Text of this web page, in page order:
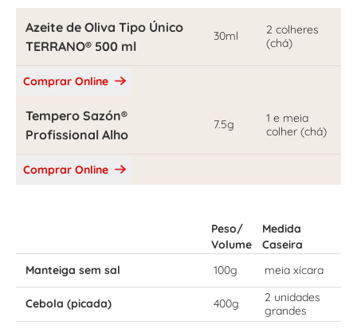
Azeite de Oliva Tipo Único
TERRANO® 500 ml
30ml
2 colheres
(chá)
Comprar Online
Tempero Sazón®
Profissional Alho
7.5g
1 e meia
colher (chá)
Comprar Online
Peso/
Volume
Medida
Caseira
Manteiga sem sal
100g meia xícara
Cebola (picada) 400g
2 unidades
grandes